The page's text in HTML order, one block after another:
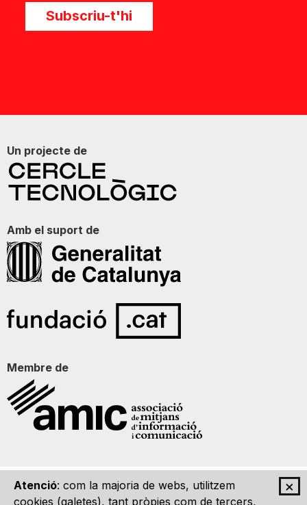
×
Atenció: com la majoria de webs, utilitzem
cookies (galetes), tant pròpies com de tercers,
Subscriu-t'hi
Un projecte de
Amb el suport de
Membre de
Qui som Contacte Imatge Gràfica Avís legal